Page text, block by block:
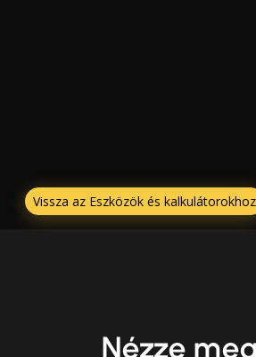
Vissza az Eszközök és kalkulátorokhoz
Nézze